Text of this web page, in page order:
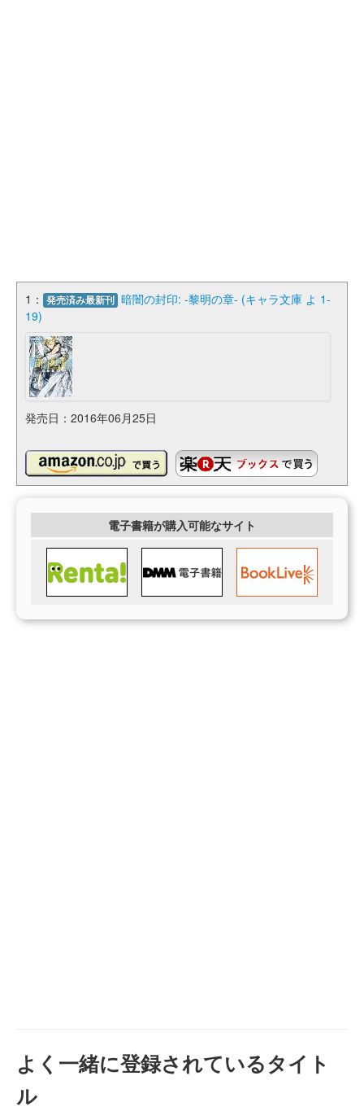
1： 発売済み最新刊 暗闇の封印: -黎明の章- (キャラ文庫 よ 1-
19)
発売日：2016年06月25日
電子書籍が購入可能なサイト
よく一緒に登録されているタイト
ル